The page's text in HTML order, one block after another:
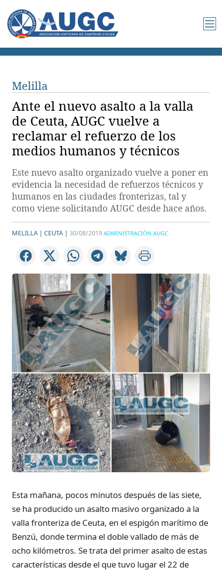
Melilla
Ante el nuevo asalto a la valla
de Ceuta, AUGC vuelve a
reclamar el refuerzo de los
medios humanos y técnicos
Este nuevo asalto organizado vuelve a poner en
evidencia la necesidad de refuerzos técnicos y
humanos en las ciudades fronterizas, tal y
como viene solicitando AUGC desde hace años.
MELILLA | CEUTA | 30/08/2019 ADMINISTRACIÓN AUGC
Esta mañana, pocos minutos después de las siete,
se ha producido un asalto masivo organizado a la
valla fronteriza de Ceuta, en el espigón marítimo de
Benzú, donde termina el doble vallado de más de
ocho kilómetros. Se trata del primer asalto de estas
características desde el que tuvo lugar el 22 de